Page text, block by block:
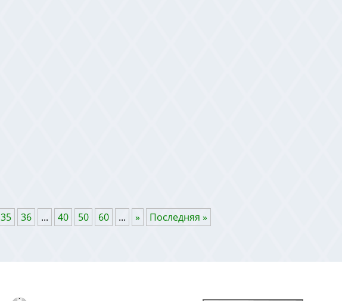
35 36 ... 40 50 60 ... » Последняя »